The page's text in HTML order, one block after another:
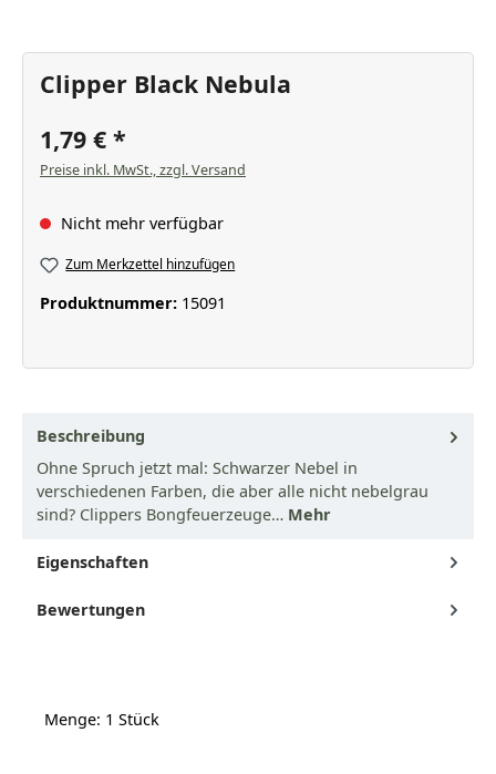
Clipper Black Nebula
1,79 €
Preise inkl. MwSt., zzgl. Versand
Nicht mehr verfügbar
Zum Merkzettel hinzufügen
Produktnummer: 15091
Beschreibung
Ohne Spruch jetzt mal: Schwarzer Nebel in
verschiedenen Farben, die aber alle nicht nebelgrau
sind? Clippers Bongfeuerzeuge… Mehr
Eigenschaften
Bewertungen
Menge: 1 Stück